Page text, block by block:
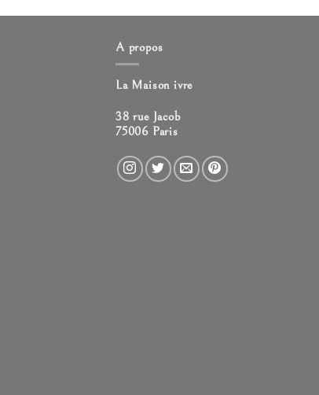
A propos
La Maison ivre
38 rue Jacob
75006 Paris